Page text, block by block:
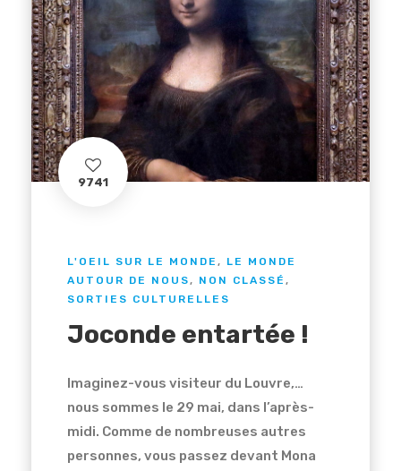
9741
L'OEIL SUR LE MONDE , LE MONDE
AUTOUR DE NOUS, NON CLASSÉ ,
SORTIES CULTURELLES
Joconde entartée !
Imaginez-vous visiteur du Louvre,…
nous sommes le 29 mai, dans l’après-
midi. Comme de nombreuses autres
personnes, vous passez devant Mona